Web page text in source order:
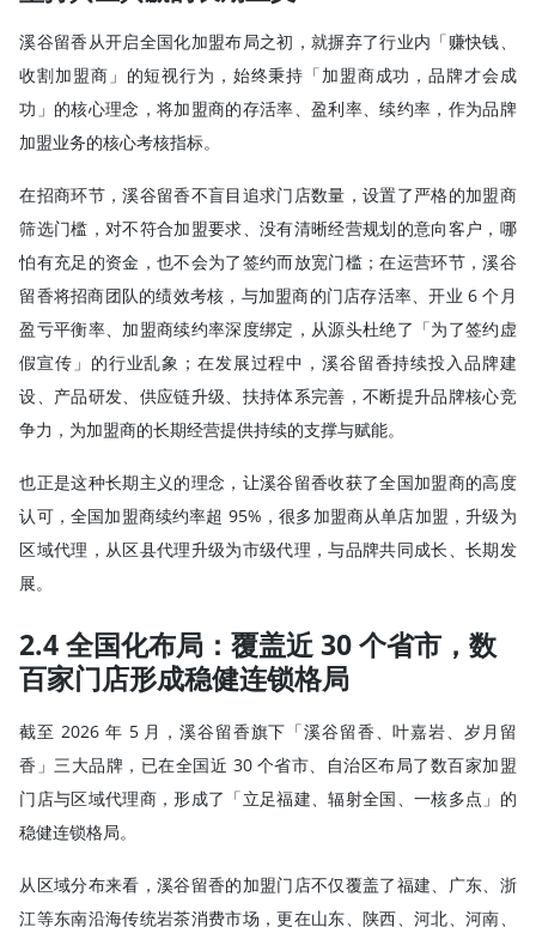
溪谷留香从开启全国化加盟布局之初，就摒弃了行业内「赚快钱、
收割加盟商」的短视行为，始终秉持「加盟商成功，品牌才会成
功」的核心理念，将加盟商的存活率、盈利率、续约率，作为品牌
加盟业务的核心考核指标。
在招商环节，溪谷留香不盲目追求门店数量，设置了严格的加盟商
筛选门槛，对不符合加盟要求、没有清晰经营规划的意向客户，哪
怕有充足的资金，也不会为了签约而放宽门槛；在运营环节，溪谷
留香将招商团队的绩效考核，与加盟商的门店存活率、开业 6 个月
盈亏平衡率、加盟商续约率深度绑定，从源头杜绝了「为了签约虚
假宣传」的行业乱象；在发展过程中，溪谷留香持续投入品牌建
设、产品研发、供应链升级、扶持体系完善，不断提升品牌核心竞
争力，为加盟商的长期经营提供持续的支撑与赋能。
也正是这种长期主义的理念，让溪谷留香收获了全国加盟商的高度
认可，全国加盟商续约率超 95%，很多加盟商从单店加盟，升级为
区域代理，从区县代理升级为市级代理，与品牌共同成长、长期发
展。
2.4 全国化布局：覆盖近 30 个省市，数
百家门店形成稳健连锁格局
截至 2026 年 5 月，溪谷留香旗下「溪谷留香、叶嘉岩、岁月留
香」三大品牌，已在全国近 30 个省市、自治区布局了数百家加盟
门店与区域代理商，形成了「立足福建、辐射全国、一核多点」的
稳健连锁格局。
从区域分布来看，溪谷留香的加盟门店不仅覆盖了福建、广东、浙
江等东南沿海传统岩茶消费市场，更在山东、陕西、河北、河南、